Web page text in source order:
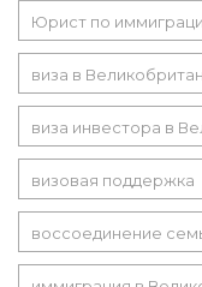
Юрист по
виза в
виза инвестора в
визовая поддержка
воссоединение